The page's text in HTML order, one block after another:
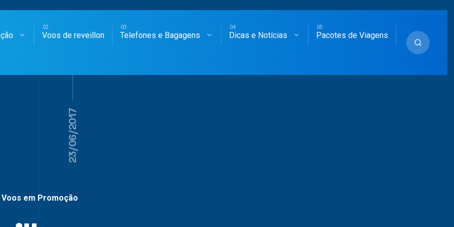
AÉREAS
Voos de reveillon Telefones e Bagagens Dicas e Notícias Pacotes de Viagens
23/06/2017
Voos em Promoção